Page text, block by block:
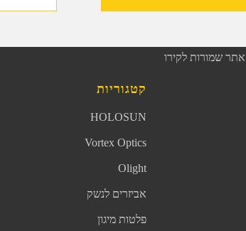
שמורות לקירו
קטגוריות
HOLOSUN
Vortex Optics
Olight
אביזרים לנשק
פלטות מיגון